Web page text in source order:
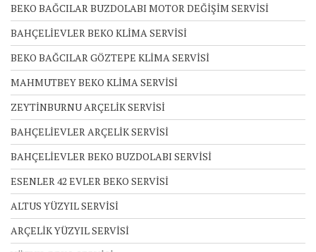
BEKO BAĞCILAR BUZDOLABI MOTOR DEĞİŞİM SERVİSİ
BAHÇELİEVLER BEKO KLİMA SERVİSİ
BEKO BAĞCILAR GÖZTEPE KLİMA SERVİSİ
MAHMUTBEY BEKO KLİMA SERVİSİ
ZEYTİNBURNU ARÇELİK SERVİSİ
BAHÇELİEVLER ARÇELİK SERVİSİ
BAHÇELİEVLER BEKO BUZDOLABI SERVİSİ
ESENLER 42 EVLER BEKO SERVİSİ
ALTUS YÜZYIL SERVİSİ
ARÇELİK YÜZYIL SERVİSİ